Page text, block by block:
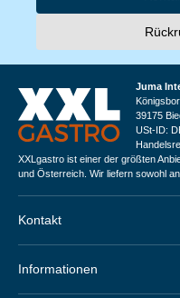
Juma
39175
USt-ID:
XXLgastro ist einer der größten
und Österreich. Wir liefern sowohl
Kontakt
Informationen